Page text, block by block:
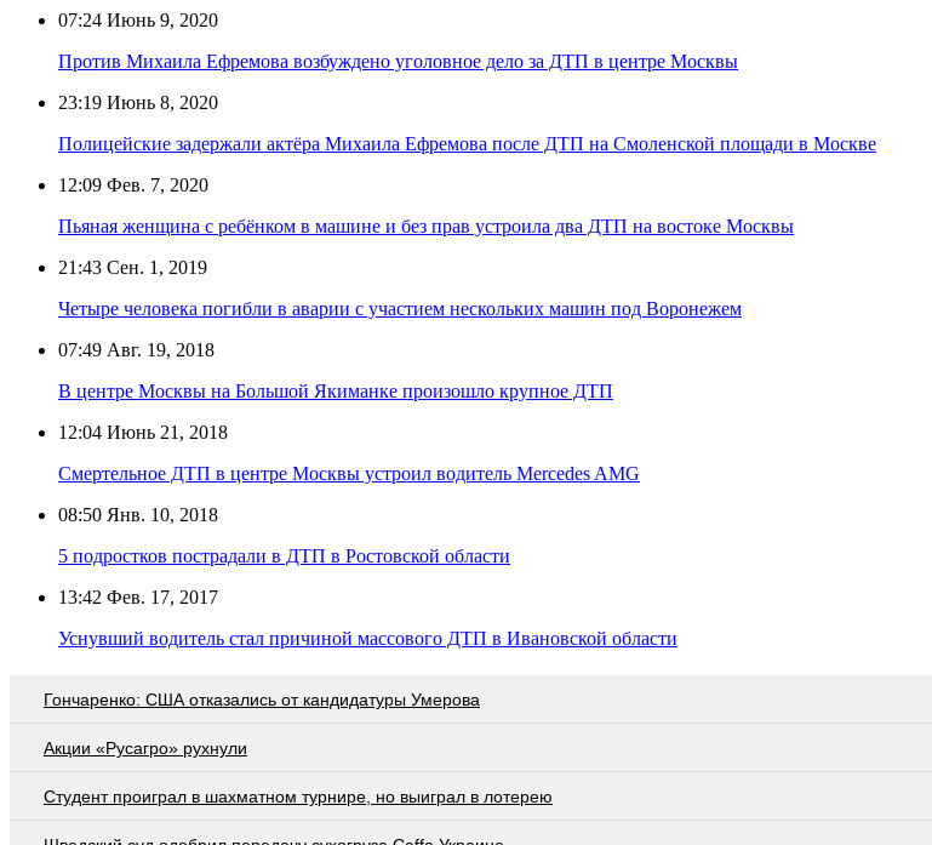
07:24 Июнь 9, 2020
Против Михаила Ефремова возбуждено уголовное дело за ДТП в центре Москвы
23:19 Июнь 8, 2020
Полицейские задержали актёра Михаила Ефремова после ДТП на Смоленской площади в Москве
12:09 Фев. 7, 2020
Пьяная женщина с ребёнком в машине и без прав устроила два ДТП на востоке Москвы
21:43 Сен. 1, 2019
Четыре человека погибли в аварии с участием нескольких машин под Воронежем
07:49 Авг. 19, 2018
В центре Москвы на Большой Якиманке произошло крупное ДТП
12:04 Июнь 21, 2018
Смертельное ДТП в центре Москвы устроил водитель Mercedes AMG
08:50 Янв. 10, 2018
5 подростков пострадали в ДТП в Ростовской области
13:42 Фев. 17, 2017
Уснувший водитель стал причиной массового ДТП в Ивановской области
Гончаренко: США отказались от кандидатуры Умерова
Акции «Русагро» рухнули
Студент проиграл в шахматном турнире, но выиграл в лотерею